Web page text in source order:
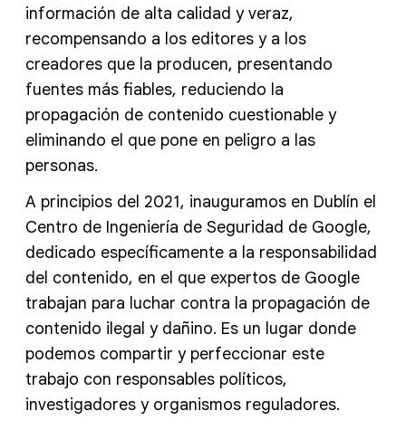
información de alta calidad y veraz,
recompensando a los editores y a los
creadores que la producen, presentando
fuentes más fiables, reduciendo la
propagación de contenido cuestionable y
eliminando el que pone en peligro a las
personas.
A principios del 2021, inauguramos en Dublín el
Centro de Ingeniería de Seguridad de Google,
dedicado específicamente a la responsabilidad
del contenido, en el que expertos de Google
trabajan para luchar contra la propagación de
contenido ilegal y dañino. Es un lugar donde
podemos compartir y perfeccionar este
trabajo con responsables políticos,
investigadores y organismos reguladores.